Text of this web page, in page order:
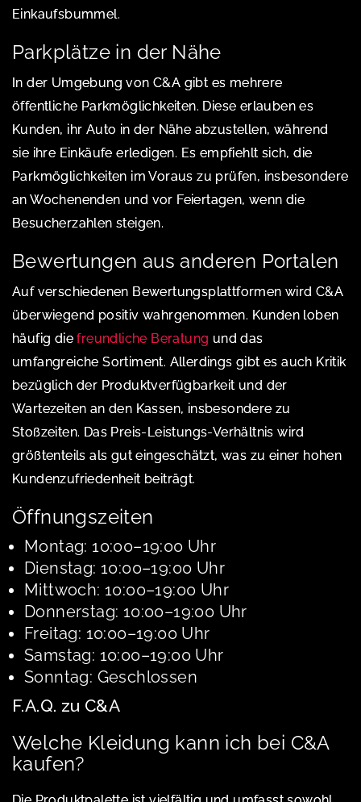
Einkaufsbummel.
Parkplätze in der Nähe
In der Umgebung von C&A gibt es mehrere
öffentliche Parkmöglichkeiten. Diese erlauben es
Kunden, ihr Auto in der Nähe abzustellen, während
sie ihre Einkäufe erledigen. Es empfiehlt sich, die
Parkmöglichkeiten im Voraus zu prüfen, insbesondere
an Wochenenden und vor Feiertagen, wenn die
Besucherzahlen steigen.
Bewertungen aus anderen Portalen
Auf verschiedenen Bewertungsplattformen wird C&A
überwiegend positiv wahrgenommen. Kunden loben
häufig diefreundliche Beratung und das
umfangreiche Sortiment. Allerdings gibt es auch Kritik
bezüglich der Produktverfügbarkeit und der
Wartezeiten an den Kassen, insbesondere zu
Stoßzeiten. Das Preis-Leistungs-Verhältnis wird
größtenteils als gut eingeschätzt, was zu einer hohen
Kundenzufriedenheit beiträgt.
Öffnungszeiten
Montag: 10:00–19:00 Uhr
Dienstag: 10:00–19:00 Uhr
Mittwoch: 10:00–19:00 Uhr
Donnerstag: 10:00–19:00 Uhr
Freitag: 10:00–19:00 Uhr
Samstag: 10:00–19:00 Uhr
Sonntag: Geschlossen
F.A.Q. zu C&A
Welche Kleidung kann ich bei C&A
kaufen?